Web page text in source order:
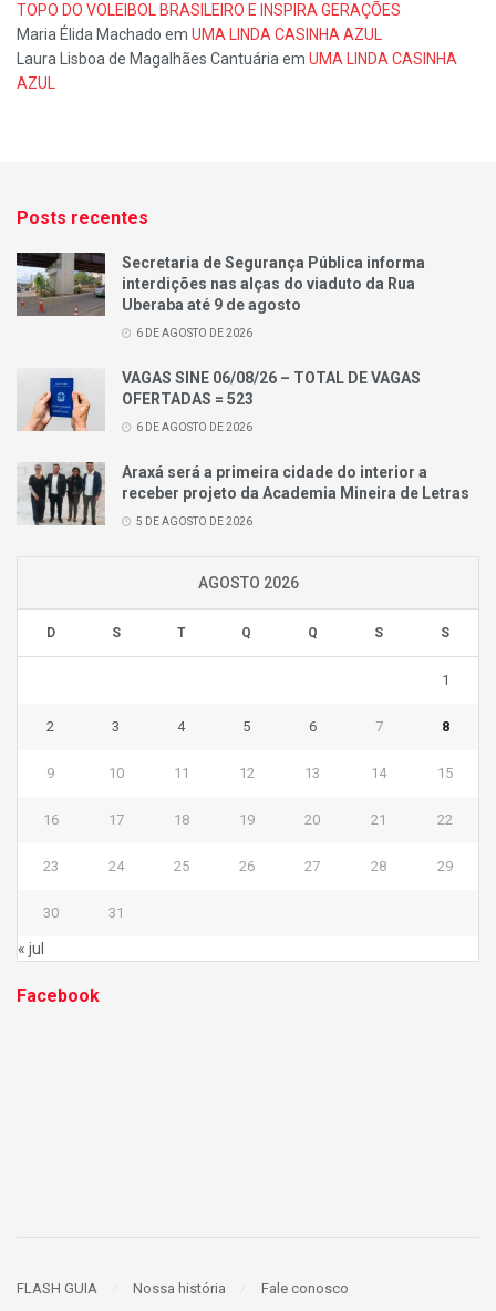
TOPO DO VOLEIBOL BRASILEIRO E INSPIRA GERAÇÕES
Maria Élida Machado em UMA LINDA CASINHA AZUL
Laura Lisboa de Magalhães Cantuária em UMA LINDA CASINHA
AZUL
Posts recentes
Secretaria de Segurança Pública informa
interdições nas alças do viaduto da Rua
Uberaba até 9 de agosto
6 DE AGOSTO DE 2026
VAGAS SINE 06/08/26 – TOTAL DE VAGAS
OFERTADAS = 523
6 DE AGOSTO DE 2026
Araxá será a primeira cidade do interior a
receber projeto da Academia Mineira de Letras
5 DE AGOSTO DE 2026
AGOSTO 2026
D S T Q Q S S
1
2 3 4 5 6 7 8
9 10 11 12 13 14 15
16 17 18 19 20 21 22
23 24 25 26 27 28 29
30 31
« jul
Facebook
FLASH GUIA Nossa história Fale conosco